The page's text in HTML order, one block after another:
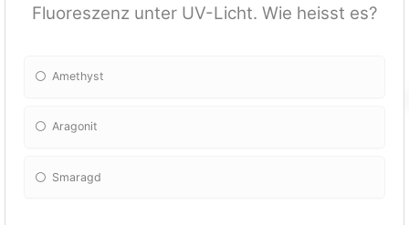
Fluoreszenz unter UV-Licht. Wie heisst es?
Amethyst
Aragonit
Smaragd